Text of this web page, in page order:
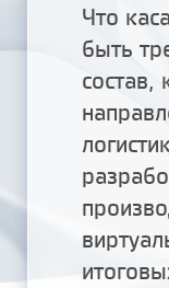
Что
быть